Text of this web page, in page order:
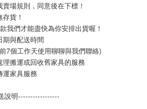
場規則，同意後在下標！
貨！
我們才能盡快為你安排出貨喔！
期與配送時間
7個工作天使用聊聊與我們聯絡)
搬運或回收舊家具的服務
運家具服務
說明-----------------